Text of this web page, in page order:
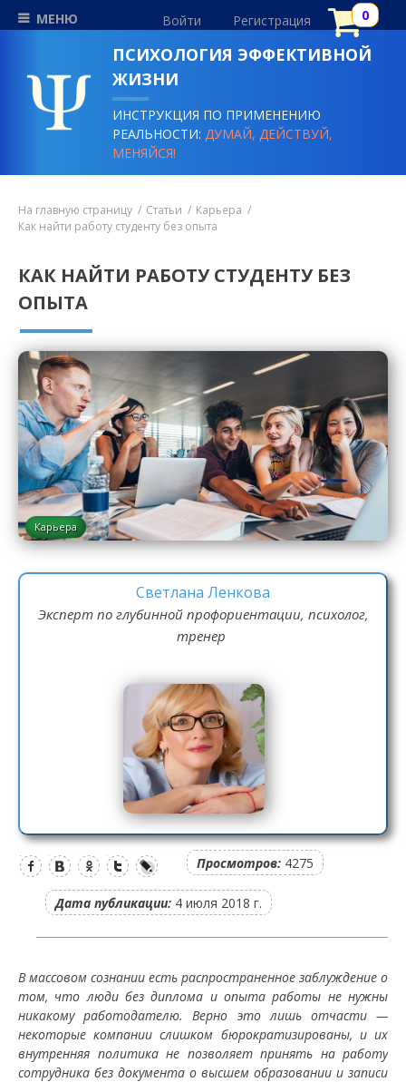
МЕНЮ Войти Регистрация
ПСИХОЛОГИЯ ЭФФЕКТИВНОЙ
ЖИЗНИ
ИНСТРУКЦИЯ ПО ПРИМЕНЕНИЮ
РЕАЛЬНОСТИ:ДУМАЙ, ДЕЙСТВУЙ,
МЕНЯЙСЯ!
На главную страницу Статьи
Карьера
Как найти работу студенту без опыта
КАК НАЙТИ РАБОТУ СТУДЕНТУ БЕЗ
ОПЫТА
Карьера
Светлана Ленкова
Эксперт по глубинной профориентации, психолог,
тренер
Просмотров: 4275
Дата публикации: 4 июля 2018 г.
В массовом сознании есть распространенное заблуждение о
том, что люди без диплома и опыта работы не нужны
никакому работодателю. Верно это лишь отчасти —
некоторые компании слишком бюрократизированы, и их
внутренняя политика не позволяет принять на работу
сотрудника без документа о высшем образовании и записи